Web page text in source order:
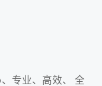
专业、高效、 全